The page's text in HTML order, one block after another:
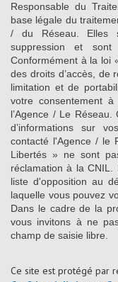
Responsable du
base légale du
/ du Réseau. Elles
suppression et
Conformément à la loi
des droits d’accès, de
limitation et de
votre consentement
l’Agence / Le Réseau.
d’informations sur
contacté l'Agence / le
Libertés » ne sont
réclamation à la CNIL.
liste d'opposition au
laquelle vous pouvez
Dans le cadre de la
vous invitons à ne
champ de saisie libre.
Ce site est protégé par